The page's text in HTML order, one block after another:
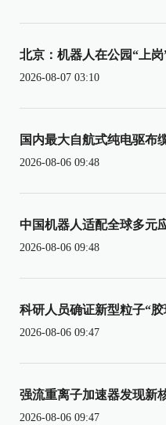
北京：机器人在公园“上岗
2026-08-07 03:10
国内最大自航式纯电驱布
2026-08-06 09:48
中国机器人适配全球多元
2026-08-06 09:48
科研人员确证新型粒子“
2026-08-06 09:47
强流重离子加速器发现新
2026-08-06 09:47